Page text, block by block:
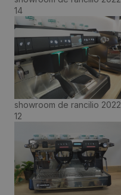
14
showroom de rancilio 2022
12